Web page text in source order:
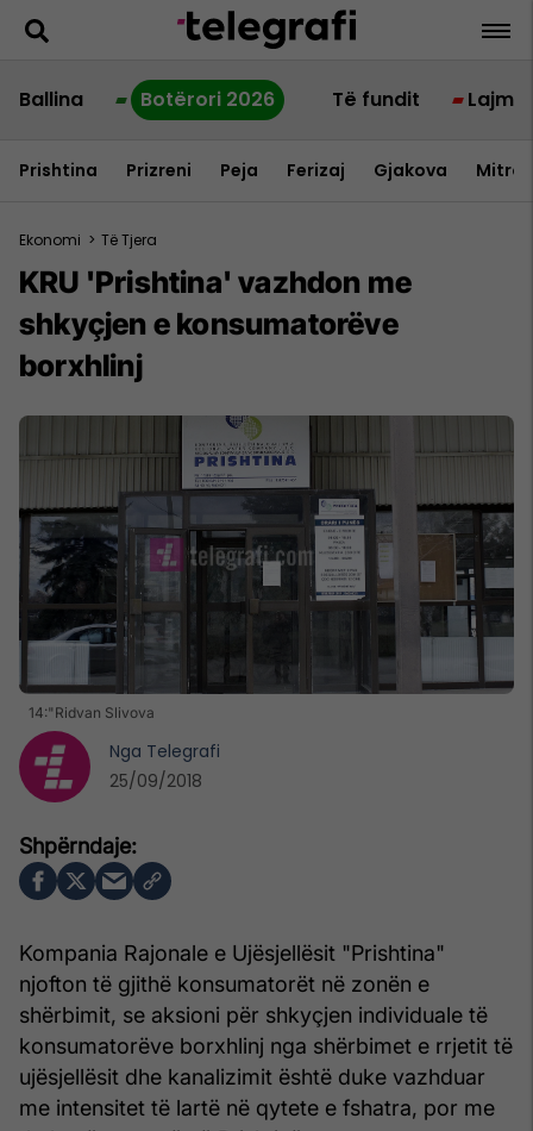
Ballina Botërori 2026 Të fundit Lajme
Prishtina Prizreni Peja Ferizaj Gjakova
Ekonomi > Të Tjera
KRU 'Prishtina' vazhdon me
shkyçjen e konsumatorëve
borxhlinj
14:"Ridvan Slivova
Kompania Rajonale e Ujësjellësit "Prishtina"
njofton të gjithë konsumatorët në zonën e
shërbimit, se aksioni për shkyçjen individuale të
konsumatorëve borxhlinj nga shërbimet e rrjetit të
ujësjellësit dhe kanalizimit është duke vazhduar
me intensitet të lartë në qytete e fshatra, por me
Nga Telegrafi
25/09/2018